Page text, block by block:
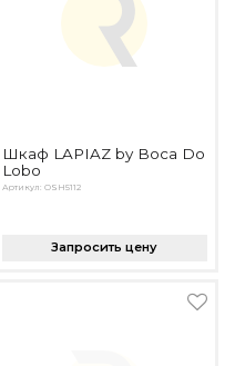
Шкаф LAPIAZ by Boca Do
Lobo
Артикул: OSH5112
Запросить цену